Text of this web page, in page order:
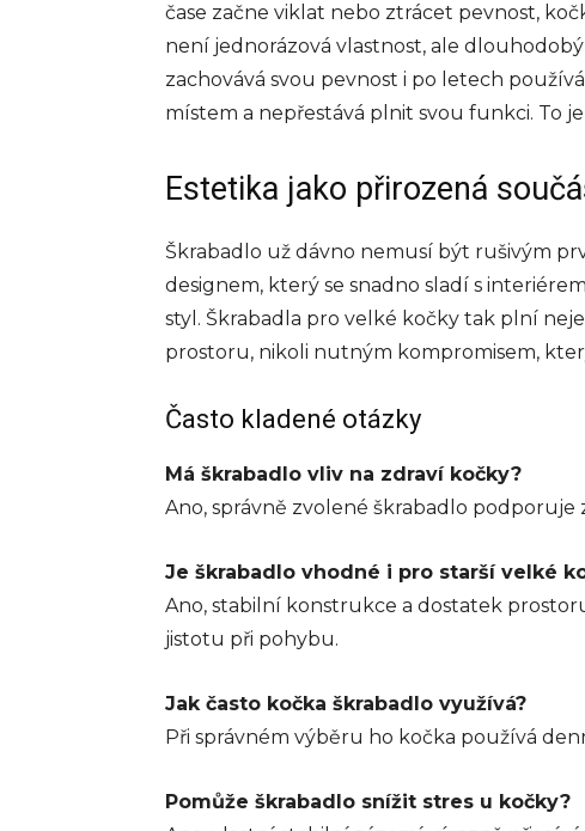
čase začne viklat nebo ztrácet pevnost,
není jednorázová vlastnost, ale
zachovává svou pevnost i po letech
místem a nepřestává plnit svou funkci. To
Estetika jako přirozená
Škrabadlo už dávno nemusí být rušivým
designem, který se snadno sladí s
styl. Škrabadla pro velké kočky tak plní
prostoru, nikoli nutným kompromisem,
Často kladené otázky
Má škrabadlo vliv na zdraví kočky?
Ano, správně zvolené škrabadlo
Je škrabadlo vhodné i pro starší velké
Ano, stabilní konstrukce a dostatek
jistotu při pohybu.
Jak často kočka škrabadlo využívá?
Při správném výběru ho kočka používá
Pomůže škrabadlo snížit stres u kočky?